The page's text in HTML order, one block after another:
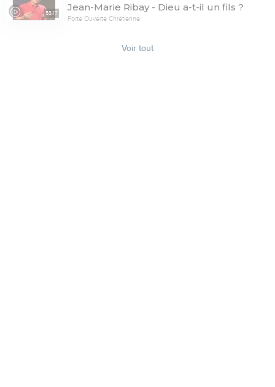
53:17
Jean-Marie Ribay - Dieu a-t-il un fils ?
Porte Ouverte Chrétienne
Voir tout